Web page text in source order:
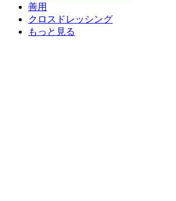
善用
クロスドレッシング
もっと見る